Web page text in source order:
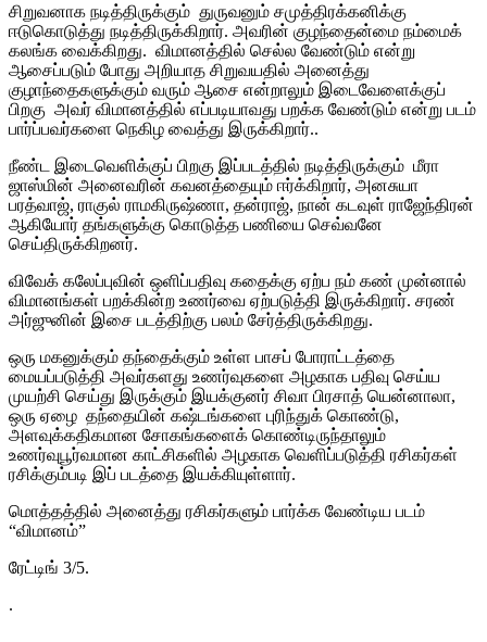
சிறுவனாக நடித்திருக்கும் துருவனும் சமுத்திரக்கனிக்கு
ஈடுகொடுத்து நடித்திருக்கிறார். அவரின் குழந்தைன்மை நம்மைக்
கலங்க வைக்கிறது. விமானத்தில் செல்ல வேண்டும் என்று
ஆசைப்படும் போது அறியாத சிறுவயதில் அனைத்து
குழாந்தைகளுக்கும் வரும் ஆசை என்றாலும் இடைவேளைக்குப்
பிறகு அவர் விமானத்தில் எப்படியாவது பறக்க வேண்டும் என்று படம்
பார்ப்பவர்களை நெகிழ வைத்து இருக்கிறார்..
நீண்ட இடைவெளிக்குப் பிறகு இப்படத்தில் நடித்திருக்கும் மீரா
ஜாஸ்மின் அனைவரின் கவனத்தையும் ஈர்க்கிறார், அனசுயா
பரத்வாஜ், ராகுல் ராமகிருஷ்ணா, தன்ராஜ், நான் கடவுள் ராஜேந்திரன்
ஆகியோர் தங்களுக்கு கொடுத்த பணியை செவ்வனே
செய்திருக்கிறனர்.
விவேக் கலேப்புவின் ஒளிப்பதிவு கதைக்கு ஏற்ப நம் கண் முன்னால்
விமானங்கள் பறக்கின்ற உணர்வை ஏற்படுத்தி இருக்கிறார். சரண்
அர்ஜுனின் இசை படத்திற்கு பலம் சேர்த்திருக்கிறது.
ஒரு மகனுக்கும் தந்தைக்கும் உள்ள பாசப் போராட்டத்தை
மையப்படுத்தி அவர்களது உணர்வுகளை அழகாக பதிவு செய்ய
முயற்சி செய்து இருக்கும் இயக்குனர் சிவா பிரசாத் யென்னாலா,
ஒரு ஏழை தந்தையின் கஷ்டங்களை புரிந்துக் கொண்டு,
அளவுக்கதிகமான சோகங்களைக் கொண்டிருந்தாலும்
உணர்வுபூர்வமான காட்சிகளில் அழகாக வெளிப்படுத்தி ரசிகர்கள்
ரசிக்கும்படி இப் படத்தை இயக்கியுள்ளார்.
மொத்தத்தில் அனைத்து ரசிகர்களும் பார்க்க வேண்டிய படம்
“விமானம்”
ரேட்டிங் 3/5.
.